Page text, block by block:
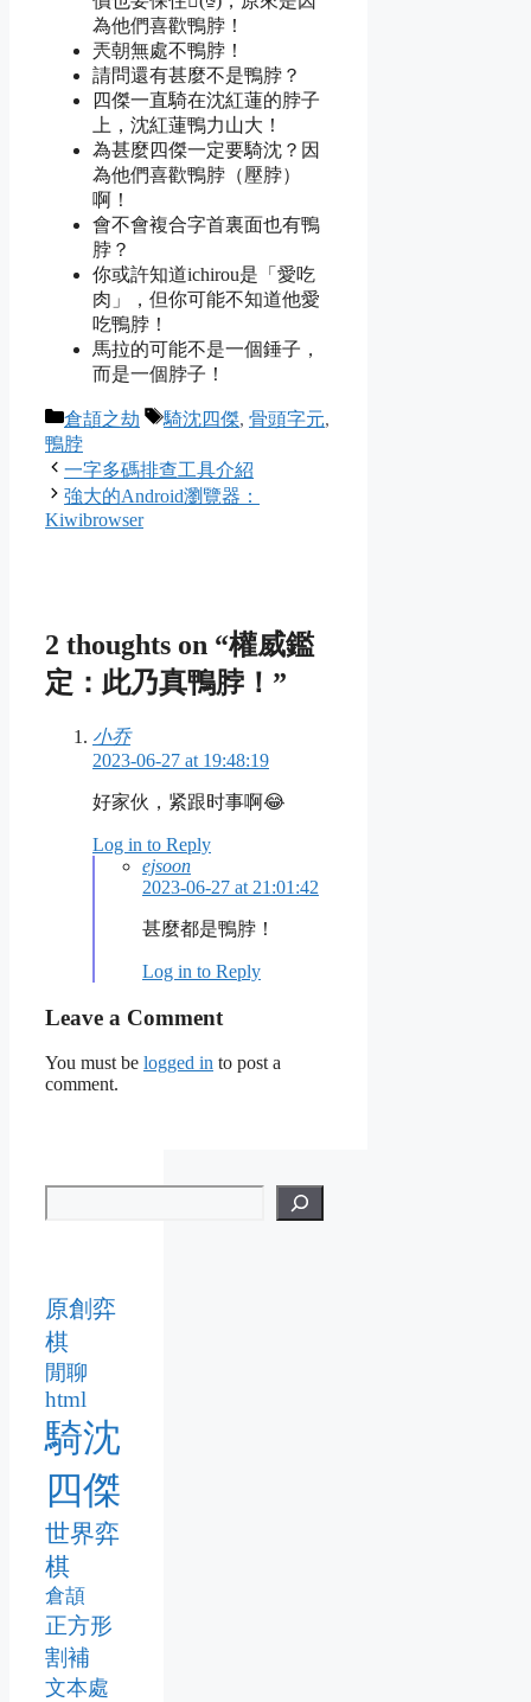
為他們喜歡鴨脖！
兲朝無處不鴨脖！
請問還有甚麼不是鴨脖？
四傑一直騎在沈紅蓮的脖子
上，沈紅蓮鴨力山大！
為甚麼四傑一定要騎沈？因
為他們喜歡鴨脖（壓脖）
啊！
會不會複合字首裏面也有鴨
脖？
你或許知道ichirou是「愛吃
肉」，但你可能不知道他愛
吃鴨脖！
馬拉的可能不是一個錘子，
而是一個脖子！
Categories
倉頡之劫 Tags
騎沈四傑, 骨頭字元,
鴨脖
一字多碼排查工具介紹
強大的Android瀏覽器：
Kiwibrowser
2 thoughts on “權威鑑
定：此乃真鴨脖！”
小乔
2023-06-27 at 19:48:19
好家伙，紧跟时事啊😂
Log in to Reply
ejsoon
2023-06-27 at 21:01:42
甚麼都是鴨脖！
Log in to Reply
Leave a Comment
You must be logged in to post a
comment.
原創弈
棋
閒聊
html
騎沈
四傑
世界弈
棋
倉頡
正方形
割補
文本處